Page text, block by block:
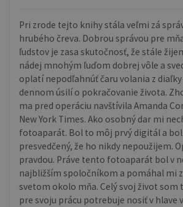
Pri zrode tejto knihy stála veľmi zá
hrubého čreva. Dobrou správou pre
ľudstov je zasa skutočnosť, že stále
nádej mnohým ľuďom dobrej vôle a
oplatí nepodľahnúť čaru volania z
dennom úsilí o pokračovanie života.
ma pred operáciu navštívila Amanda
New York Times. Ako osobný dar mi
fotoaparát. Bol to môj prvý digitál a
presvedčený, že ho nikdy nepoužijem.
pravdou. Práve tento fotoaparát bol v
najbližším spoločníkom a pomáhal mi
svetom okolo mňa. Celý svoj život som
pre svoju prácu potrebuje nosiť v hlave